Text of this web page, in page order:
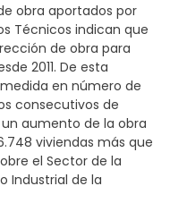
obra aportados por
Técnicos indican que
de obra para
2011. De esta
en número de
consecutivos de
aumento de la obra
viviendas más que
el Sector de la
Industrial de la